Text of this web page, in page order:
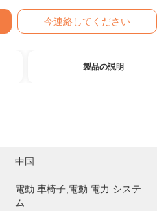
今連絡してください
製品の説明
中国
電動 車椅子,電動 電力 システ
ム